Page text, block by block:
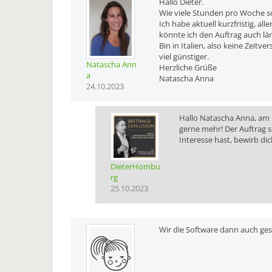
Natascha Ann
a
24.10.2023
Wie viele Stunden pro Woche
Ich habe aktuell kurzfristig,
könnte ich den Auftrag auch
Bin in Italien, also keine
viel günstiger.
Herzliche Grüße
Natascha Anna
DieterHombu
rg
25.10.2023
Hallo Natascha Anna,
gerne mehr! Der Auftrag
Interesse hast, bewirb
Wir die Software dann auch